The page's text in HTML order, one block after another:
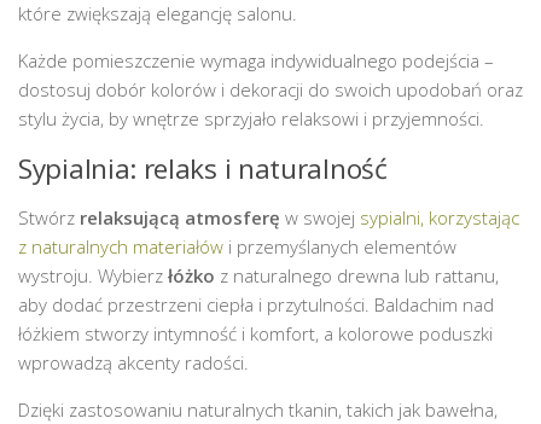
które zwiększają elegancję salonu.
Każde pomieszczenie wymaga indywidualnego podejścia –
dostosuj dobór kolorów i dekoracji do swoich upodobań oraz
stylu życia, by wnętrze sprzyjało relaksowi i przyjemności.
Sypialnia: relaks i naturalność
Stwórz relaksującą atmosferę w swojej sypialni, korzystając
z naturalnych materiałów i przemyślanych elementów
wystroju. Wybierz łóżko z naturalnego drewna lub rattanu,
aby dodać przestrzeni ciepła i przytulności. Baldachim nad
łóżkiem stworzy intymność i komfort, a kolorowe poduszki
wprowadzą akcenty radości.
Dzięki zastosowaniu naturalnych tkanin, takich jak bawełna,